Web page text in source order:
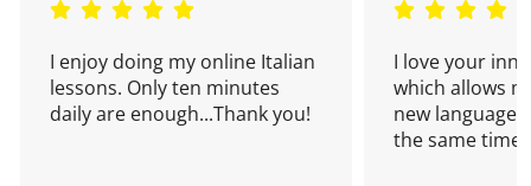
I enjoy doing my online Italian
lessons. Only ten minutes
daily are enough...Thank you!
I love your
which allows
new language
the same time!